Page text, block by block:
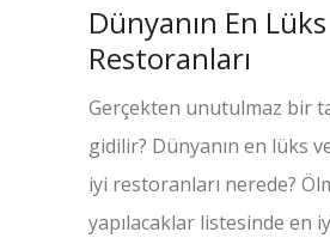
Dünyanın En Lüks
Restoranları
Gerçekten unutulmaz bir
gidilir? Dünyanın en lüks
iyi restoranları nerede?
yapılacaklar listesinde en